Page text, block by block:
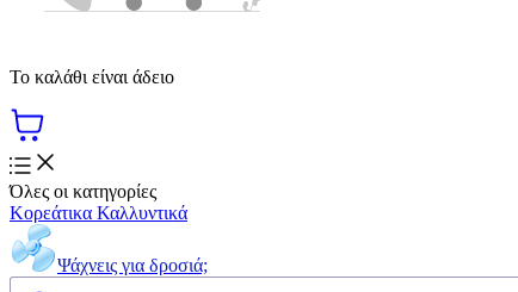
Το καλάθι είναι άδειο
Όλες οι κατηγορίες
Κορεάτικα Καλλυντικά
Ψάχνεις για δροσιά;